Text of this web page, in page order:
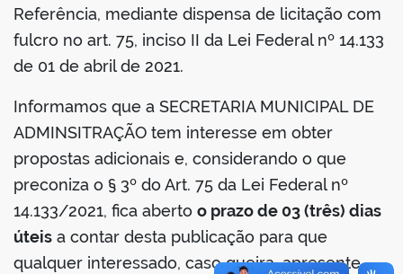
Referência, mediante dispensa de licitação com
fulcro no art. 75, inciso II da Lei Federal nº 14.133
de 01 de abril de 2021.
Informamos que a SECRETARIA MUNICIPAL DE
ADMINSITRAÇÃO tem interesse em obter
propostas adicionais e, considerando o que
preconiza o § 3º do Art. 75 da Lei Federal nº
14.133/2021, fica aberto o prazo de 03 (três) dias
úteis a contar desta publicação para que
qualquer interessado, caso queira, apresente